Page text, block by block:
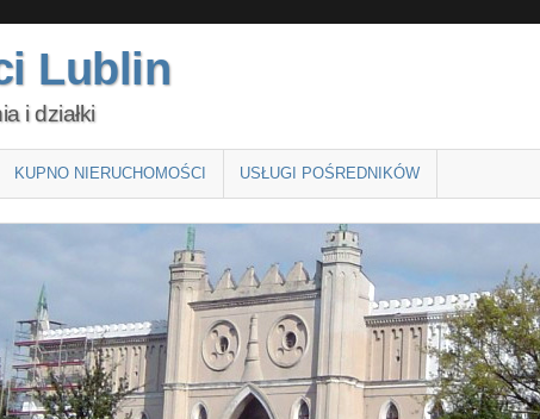
Lublin
i działki
KUPNO NIERUCHOMOŚCI USŁUGI POŚREDNIKÓW